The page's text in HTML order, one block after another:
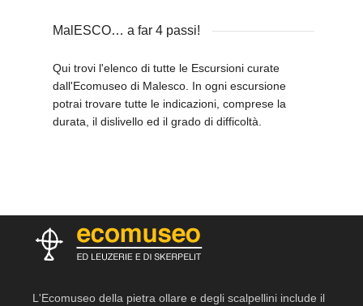
MalESCO… a far 4 passi!
Qui trovi l'elenco di tutte le Escursioni curate
dall'Ecomuseo di Malesco. In ogni escursione
potrai trovare tutte le indicazioni, comprese la
durata, il dislivello ed il grado di difficoltà.
L'Ecomuseo della pietra ollare e degli scalpellini include il